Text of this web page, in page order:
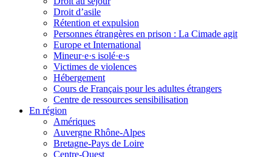
Droit d’asile
Rétention et expulsion
Personnes étrangères en prison : La Cimade agit
Europe et International
Mineur·e·s isolé·e·s
Victimes de violences
Hébergement
Cours de Français pour les adultes étrangers
Centre de ressources sensibilisation
En région
Amériques
Auvergne Rhône-Alpes
Bretagne-Pays de Loire
Centre-Ouest